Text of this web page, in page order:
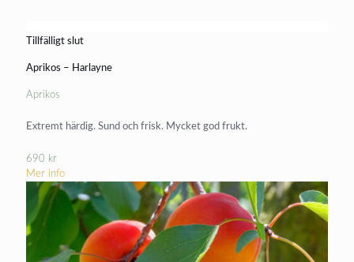
Tillfälligt slut
Aprikos – Harlayne
Aprikos
Extremt härdig. Sund och frisk. Mycket god frukt.
690 kr
Mer info